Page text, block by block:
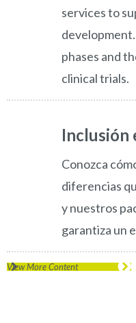
services to
phases and
clinical trials.
Inclusión
Conozca
diferencias
y nuestros
garantiza un
View More Content